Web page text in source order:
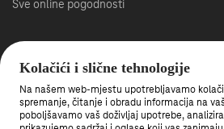
Kolačići i slične tehnologije
Na našem web-mjestu upotrebljavamo
spremanje, čitanje i obradu informacija na
poboljšavamo vaš doživljaj upotrebe,
Sve online pogodnosti
Veleprodaja
Što je 5G mreža?
Gašenje 3G mreže